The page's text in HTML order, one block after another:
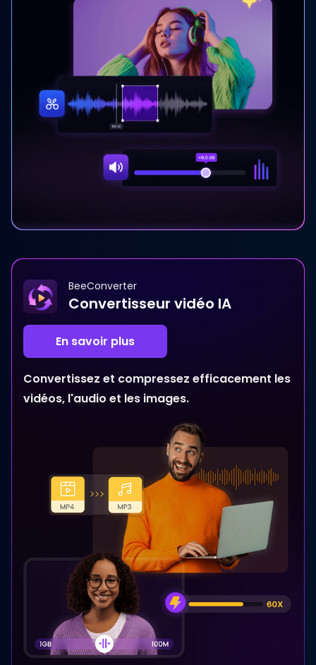
BeeConverter
Convertisseur vidéo IA
En savoir plus
Convertissez et compressez efficacement les
vidéos, l'audio et les images.